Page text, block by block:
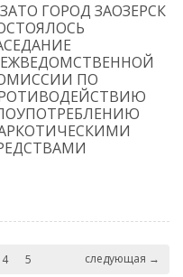
ГОРОД ЗАОЗЕРСК
ПО
4 5 следующая →